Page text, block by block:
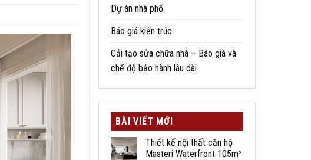
Dự án nhà phố
Báo giá kiến trúc
Cải tạo sửa chữa nhà – Báo giá và
chế độ bảo hành lâu dài
BÀI VIẾT MỚI
Thiết kế nội thất căn hộ
Masteri Waterfront 105m²